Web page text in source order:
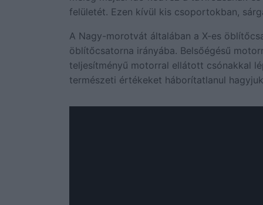
felületét. Ezen kívül kis csoportokban,
A Nagy-morotvát általában a X-es
öblítőcsatorna irányába. Belsőégésű
teljesítményű motorral ellátott csónakkal
természeti értékeket háborítatlanul